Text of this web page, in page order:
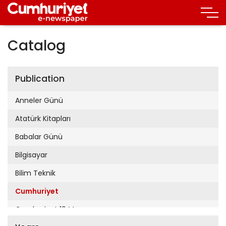
Catalog
Publication
Anneler Günü
Atatürk Kitapları
Babalar Günü
Bilgisayar
Bilim Teknik
Cumhuriyet
Cumhuriyet 19 Mayıs